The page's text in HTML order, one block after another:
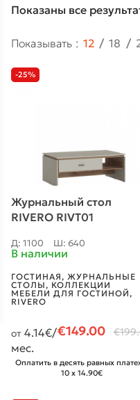
Показаны все
Показывать 12 18
-25%
Журнальный стол
RIVERO RIVT01
Д: 1100 Ш: 640
В наличии
ГОСТИНАЯ, ЖУРНАЛЬНЫЕ
СТОЛЫ, КОЛЛЕКЦИИ
МЕБЕЛИ ДЛЯ ГОСТИНОЙ,
RIVERO
€149.00 €
от 4.14€/
мес.
Оплатить в десять равных
10 x 14.90€